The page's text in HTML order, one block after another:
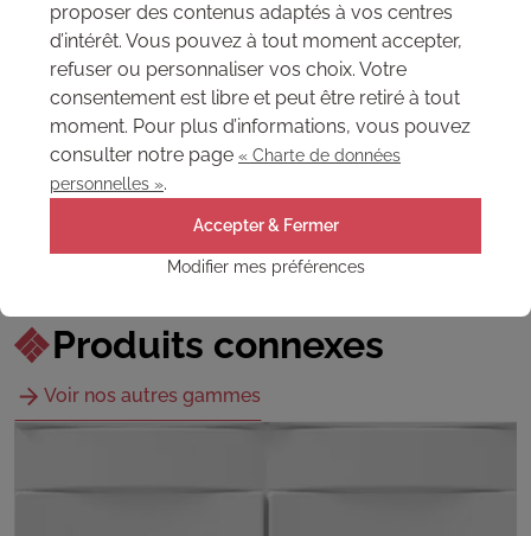
Produits connexes
Voir nos autres gammes
proposer des contenus adaptés à vos centres
d’intérêt. Vous pouvez à tout moment accepter,
refuser ou personnaliser vos choix. Votre
consentement est libre et peut être retiré à tout
moment. Pour plus d’informations, vous pouvez
consulter notre page « Charte de données
personnelles ».
Accepter & Fermer
Modifier mes préférences